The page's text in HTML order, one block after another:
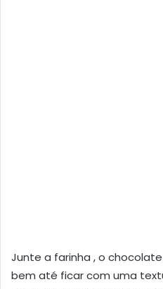
Junte a farinha , o
bem até ficar com uma